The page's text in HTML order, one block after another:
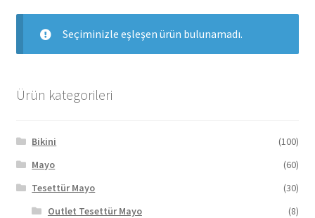
İletişim
Seçiminizle eşleşen ürün bulunamadı.
Ürün kategorileri
Bikini
(100)
Mayo
(60)
Tesettür Mayo
(30)
Outlet Tesettür Mayo
(8)